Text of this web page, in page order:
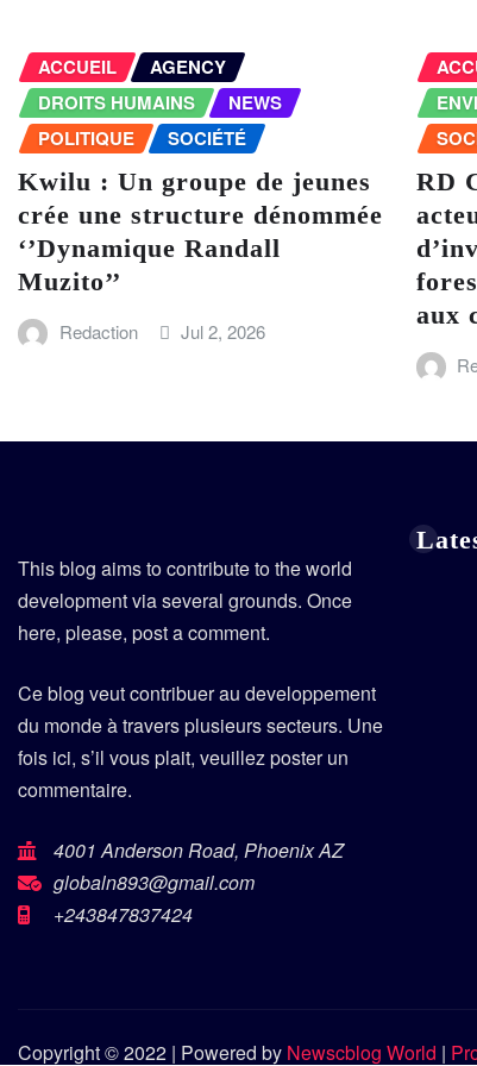
ACCUEIL
AGENCY
DROITS HUMAINS
NEWS
POLITIQUE
SOCIÉTÉ
Kwilu : Un groupe de jeunes
crée une structure dénommée
‘’Dynamique Randall
Muzito’’
Redaction Jul 2, 2026
RD
aux
This blog aims to contribute to the world
development via several grounds. Once
here, please, post a comment.
Ce blog veut contribuer au developpement
du monde à travers plusieurs secteurs. Une
fois ici, s’il vous plait, veuillez poster un
commentaire.
4001 Anderson Road, Phoenix AZ
globaln893@gmail.com
+243847837424
Copyright © 2022 | Powered by Newscblog World |